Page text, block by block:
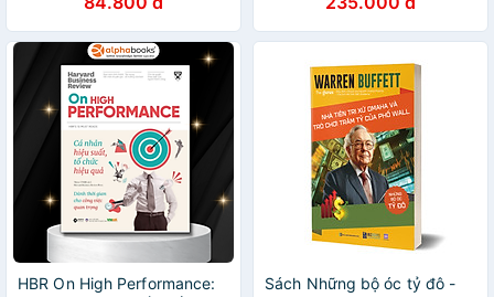
Phan Thị Công Minh và Vũ
Minh Tú (dịch) - Tái bản -
(bìa cứng)
HBR On High Performance:
Sách Những bộ óc tỷ đô -